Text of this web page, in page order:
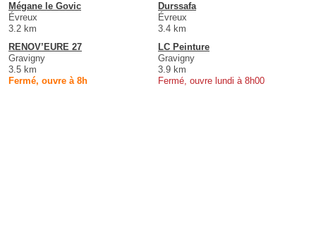
Mégane le Govic
Évreux
3.2 km
Durssafa
Évreux
3.4 km
RENOV’EURE 27
Gravigny
3.5 km
Fermé, ouvre à 8h
LC Peinture
Gravigny
3.9 km
Fermé, ouvre lundi à 8h00